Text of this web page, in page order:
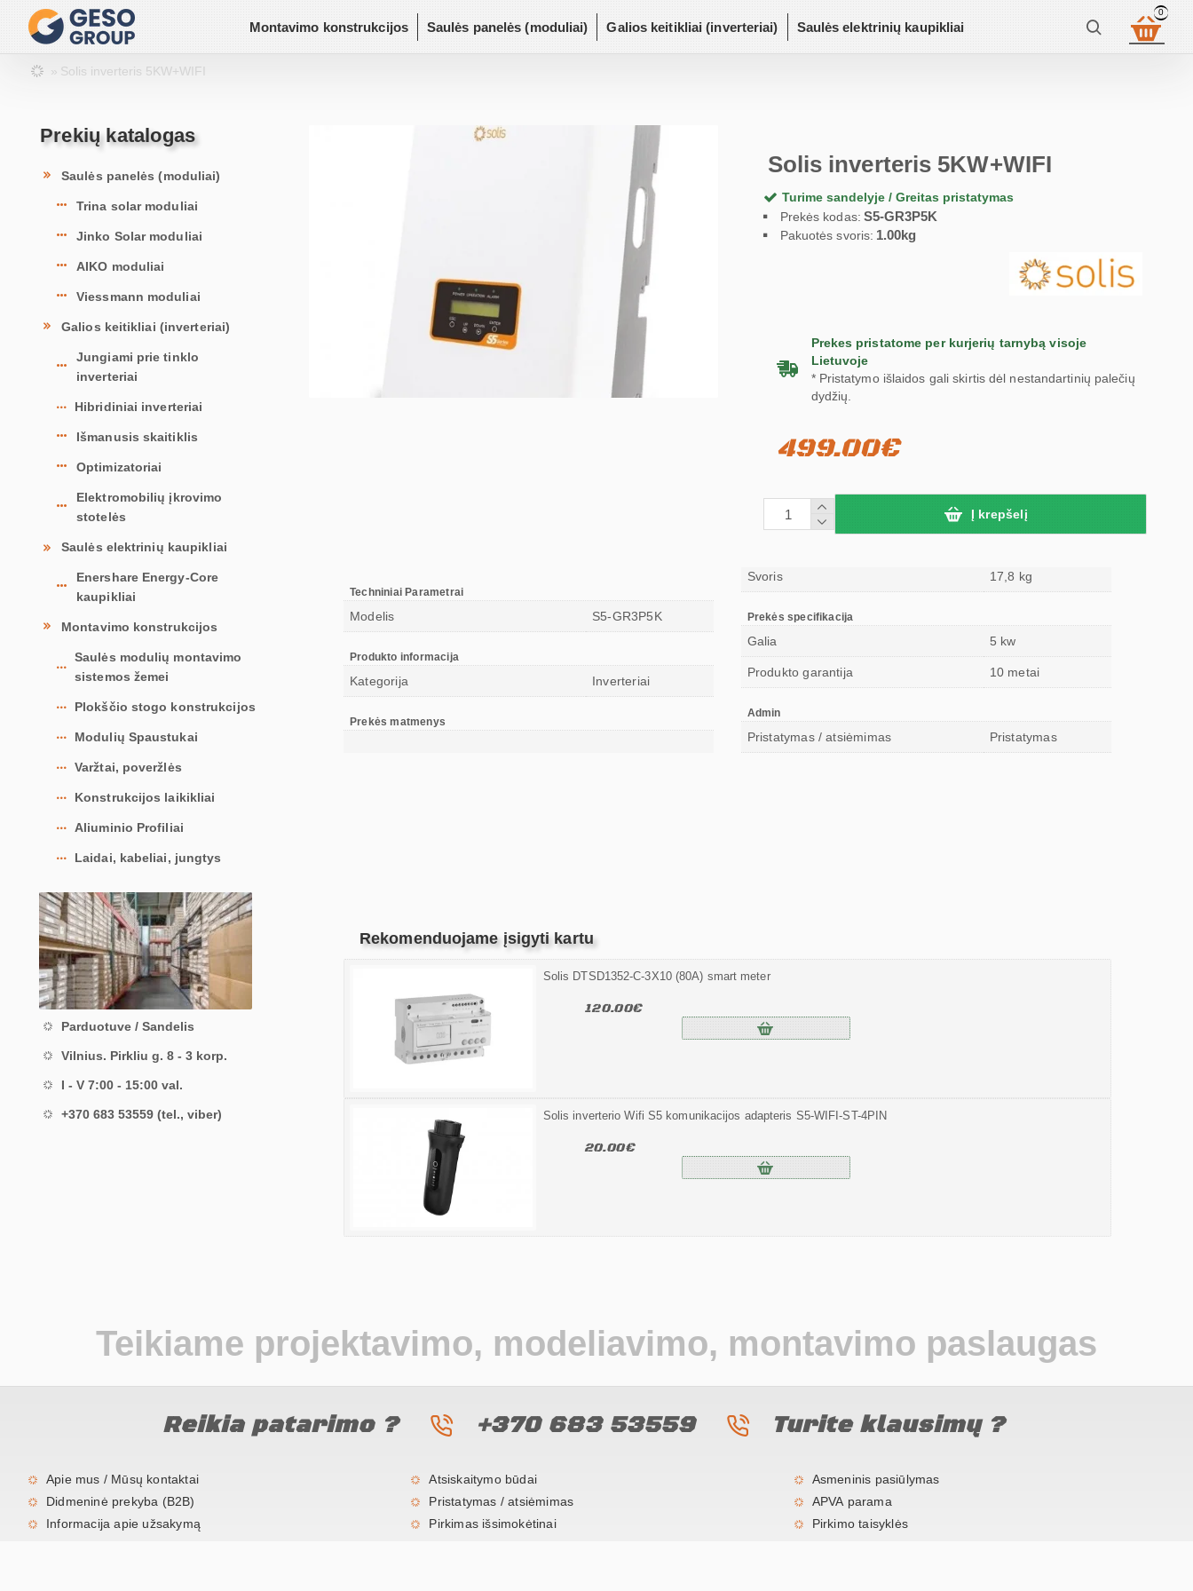
Montavimo konstrukcijos Saulės panelės (moduliai) Galios keitikliai (inverteriai) Saulės elektrinių kaupikliai
0
Solis inverteris 5KW+WIFI
Prekių katalogas
Saulės panelės (moduliai)
Trina solar moduliai
Jinko Solar moduliai
AIKO moduliai
Viessmann moduliai
Galios keitikliai (inverteriai)
Jungiami prie tinklo
inverteriai
Hibridiniai inverteriai
Išmanusis skaitiklis
Optimizatoriai
Elektromobilių įkrovimo
stotelės
Saulės elektrinių kaupikliai
Enershare Energy-Core
kaupikliai
Montavimo konstrukcijos
Saulės modulių montavimo
sistemos žemei
Plokščio stogo konstrukcijos
Modulių Spaustukai
Varžtai, poveržlės
Konstrukcijos laikikliai
Aliuminio Profiliai
Laidai, kabeliai, jungtys
Parduotuve / Sandelis
Vilnius. Pirkliu g. 8 - 3 korp.
I - V 7:00 - 15:00 val.
+370 683 53559 (tel., viber)
Solis inverteris 5KW+WIFI
Turime sandelyje / Greitas pristatymas
Prekės kodas: S5-GR3P5K
Pakuotės svoris: 1.00kg
499.00€
Į krepšelį
Prekes pristatome per kurjerių tarnybą visoje
Lietuvoje
* Pristatymo išlaidos gali skirtis dėl nestandartinių palečių
dydžių.
Rekomenduojame įsigyti kartu
Solis DTSD1352-C-3X10 (80A) smart meter
120.00€
Solis inverterio Wifi S5 komunikacijos adapteris S5-WIFI-ST-4PIN
20.00€
Techniniai Parametrai
Modelis S5-GR3P5K
Produkto informacija
Kategorija Inverteriai
Prekės matmenys
Svoris 17,8 kg
Prekės specifikacija
Galia 5 kw
Produkto garantija 10 metai
Admin
Pristatymas / atsiėmimas Pristatymas
Teikiame projektavimo, modeliavimo, montavimo paslaugas
Reikia patarimo ? +370 683 53559 Turite klausimų ?
Apie mus / Mūsų kontaktai
Didmeninė prekyba (B2B)
Informacija apie užsakymą
Atsiskaitymo būdai
Pristatymas / atsiėmimas
Pirkimas išsimokėtinai
Asmeninis pasiūlymas
APVA parama
Pirkimo taisyklės